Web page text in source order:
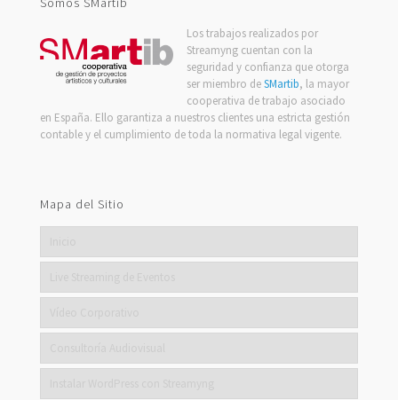
Los trabajos realizados por
Streamyng cuentan con la
seguridad y confianza que otorga
ser miembro deSMartib, la mayor
cooperativa de trabajo asociado
en España. Ello garantiza a nuestros clientes una estricta gestión
contable y el cumplimiento de toda la normativa legal vigente.
Mapa del Sitio